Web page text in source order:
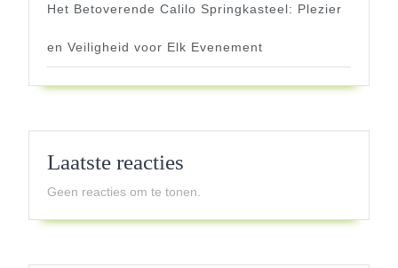
Het Betoverende Calilo Springkasteel: Plezier
en Veiligheid voor Elk Evenement
Laatste reacties
Geen reacties om te tonen.